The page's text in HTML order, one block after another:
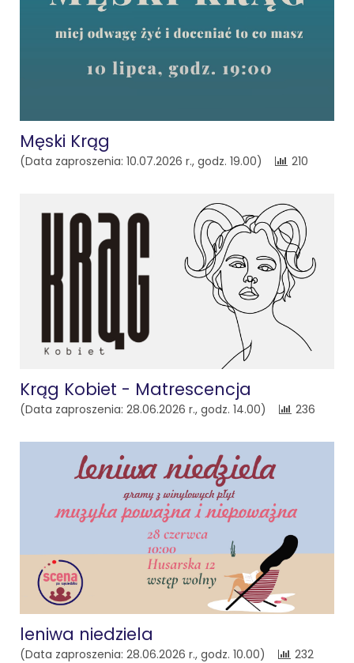
Męski Krąg
(Data zaproszenia: 10.07.2026 r., godz. 19.00) 210
Krąg Kobiet - Matrescencja
(Data zaproszenia: 28.06.2026 r., godz. 14.00) 236
leniwa niedziela
(Data zaproszenia: 28.06.2026 r., godz. 10.00) 232